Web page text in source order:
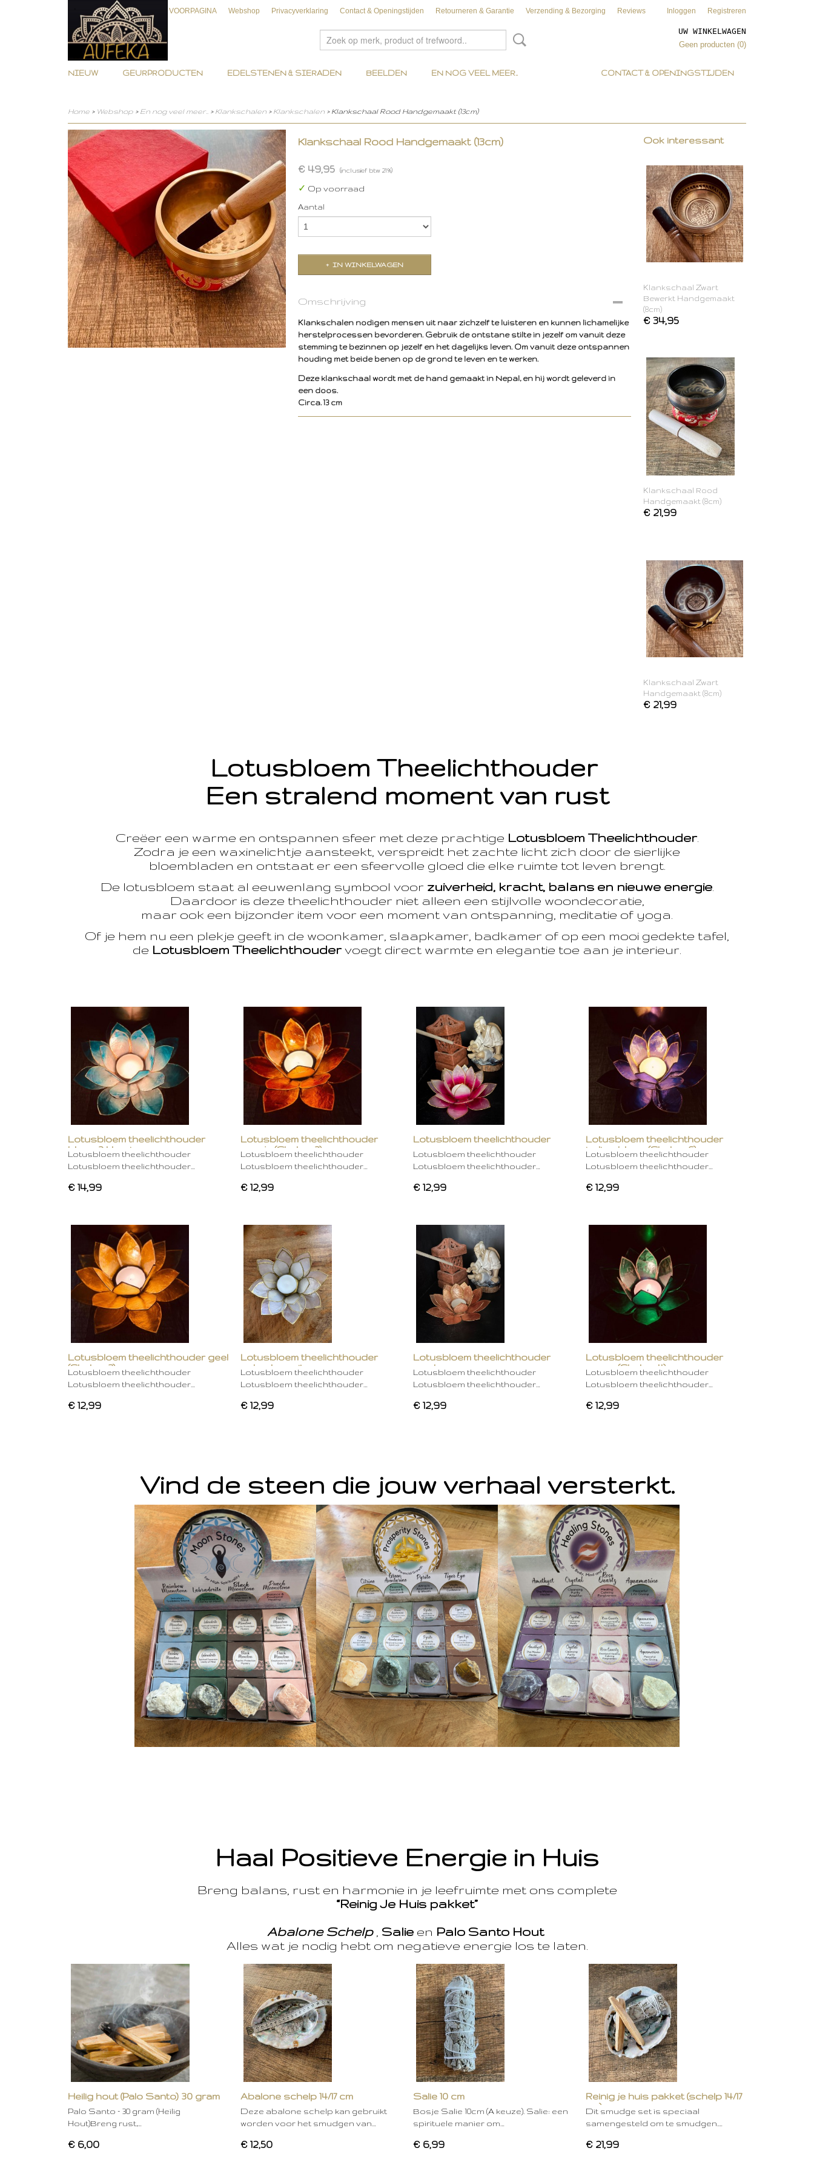
VOORPAGINA Webshop Privacyverklaring Contact & Openingstijden Retourneren & Garantie Verzending & Bezorging Reviews Inloggen Registreren
UW WINKELWAGEN
Geen producten (0)
CONTACT & OPENINGSTIJDEN
NIEUW GEURPRODUCTEN EDELSTENEN & SIERADEN BEELDEN EN NOG VEEL MEER..
Home > Webshop > En nog veel meer.. > Klankschalen > Klankschalen > Klankschaal Rood Handgemaakt (13cm)
Klankschaal Rood Handgemaakt (13cm)
€ 49,95 (inclusief btw 21%)
✓ Op voorraad
Aantal
IN WINKELWAGEN
Omschrijving
Klankschalen nodigen mensen uit naar zichzelf te luisteren en kunnen lichamelijke
herstelprocessen bevorderen. Gebruik de ontstane stilte in jezelf om vanuit deze
stemming te bezinnen op jezelf en het dagelijks leven. Om vanuit deze ontspannen
houding met beide benen op de grond te leven en te werken.
Deze klankschaal wordt met de hand gemaakt in Nepal, en hij wordt geleverd in
een doos.
Circa. 13 cm
Ook interessant
Klankschaal Zwart
Bewerkt Handgemaakt
(8cm)
€ 34,95
Klankschaal Rood
Handgemaakt (8cm)
€ 21,99
Klankschaal Zwart
Handgemaakt (8cm)
€ 21,99
Lotusbloem Theelichthouder
Een stralend moment van rust
Creëer een warme en ontspannen sfeer met deze prachtige Lotusbloem Theelichthouder.
Zodra je een waxinelichtje aansteekt, verspreidt het zachte licht zich door de sierlijke
bloembladen en ontstaat er een sfeervolle gloed die elke ruimte tot leven brengt.
De lotusbloem staat al eeuwenlang symbool voor zuiverheid, kracht, balans en nieuwe energie.
Daardoor is deze theelichthouder niet alleen een stijlvolle woondecoratie,
maar ook een bijzonder item voor een moment van ontspanning, meditatie of yoga.
Of je hem nu een plekje geeft in de woonkamer, slaapkamer, badkamer of op een mooi gedekte tafel,
de Lotusbloem Theelichthouder voegt direct warmte en elegantie toe aan je interieur.
Lotusbloem theelichthouder
blauw 2 kleurig
Lotusbloem theelichthouder
Lotusbloem theelichthouder…
€ 14,99
Lotusbloem theelichthouder
oranje (Chakra 2)
Lotusbloem theelichthouder
Lotusbloem theelichthouder…
€ 12,99
Lotusbloem theelichthouder
rose
Lotusbloem theelichthouder
Lotusbloem theelichthouder…
€ 12,99
Lotusbloem theelichthouder
indigo blauw (Chakra 6)
Lotusbloem theelichthouder
Lotusbloem theelichthouder…
€ 12,99
Lotusbloem theelichthouder geel
(Chakra 3)
Lotusbloem theelichthouder
Lotusbloem theelichthouder…
€ 12,99
Lotusbloem theelichthouder
gebroken wit
Lotusbloem theelichthouder
Lotusbloem theelichthouder…
€ 12,99
Lotusbloem theelichthouder
mocha
Lotusbloem theelichthouder
Lotusbloem theelichthouder…
€ 12,99
Lotusbloem theelichthouder
groen (Chakra 4)
Lotusbloem theelichthouder
Lotusbloem theelichthouder…
€ 12,99
Vind de steen die jouw verhaal versterkt.
Haal Positieve Energie in Huis
Breng balans, rust en harmonie in je leefruimte met ons complete
“Reinig Je Huis pakket”
Abalone Schelp, Salie en Palo Santo Hout
Alles wat je nodig hebt om negatieve energie los te laten.
Heilig hout (Palo Santo) 30 gram
Palo Santo – 30 gram (Heilig
Hout)Breng rust,…
€ 6,00
Abalone schelp 14/17 cm
Deze abalone schelp kan gebruikt
worden voor het smudgen van…
€ 12,50
Salie 10 cm
Bosje Salie 10cm (A keuze). Salie: een
spirituele manier om…
€ 6,99
Reinig je huis pakket (schelp 14/17
cm)
Dit smudge set is speciaal
samengesteld om te smudgen.…
€ 21,99